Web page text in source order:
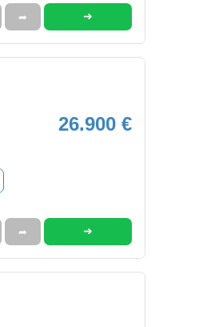
➦ ➜
26.900 €
➦ ➜